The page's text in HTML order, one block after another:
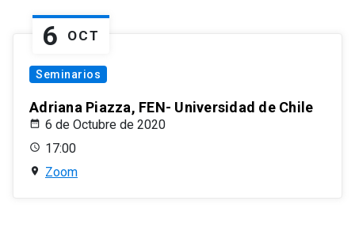
6 OCT
Seminarios
Adriana Piazza, FEN- Universidad de Chile
6 de Octubre de 2020
17:00
Zoom